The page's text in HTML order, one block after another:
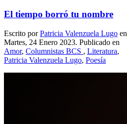
El tiempo borró tu nombre
Escrito porPatricia Valenzuela Lugo en
Martes, 24 Enero 2023. Publicado en
Amor, Columnistas BCS , Literatura,
Patricia Valenzuela Lugo, Poesía